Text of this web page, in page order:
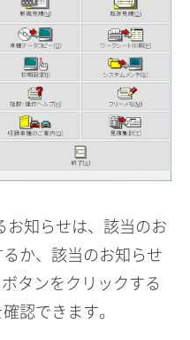
知らせは、該当のお
か、該当のお知らせ
タンをクリックする
認できます。